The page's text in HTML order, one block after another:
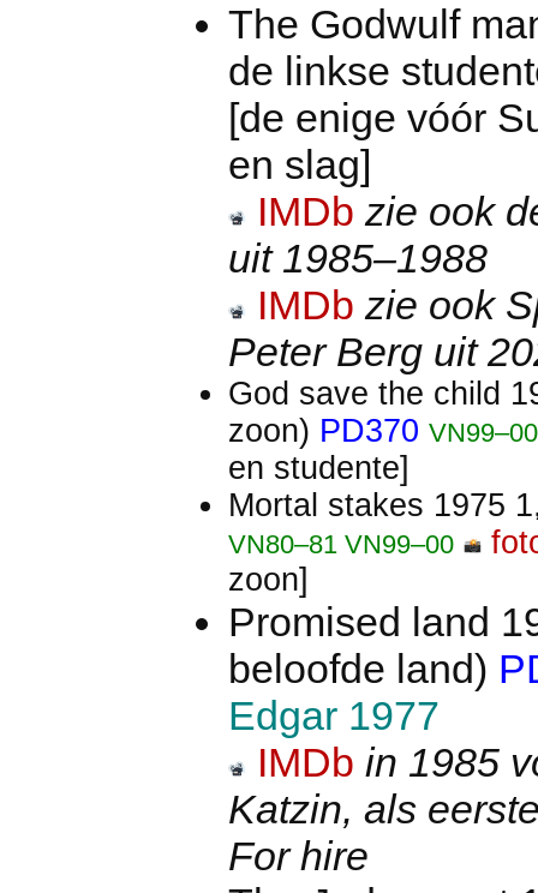
The Godwulf
de linkse
[de enige vóór
en slag]
IMDb zie ook
uit 1985–1988
IMDb zie ook
Peter Berg uit
God save the child
zoon) PD370 VN99–00
en studente]
Mortal stakes 1975
VN80–81 VN99–00
zoon]
Promised land
beloofde land)
Edgar 1977
IMDb in 1985
Katzin, als
For hire